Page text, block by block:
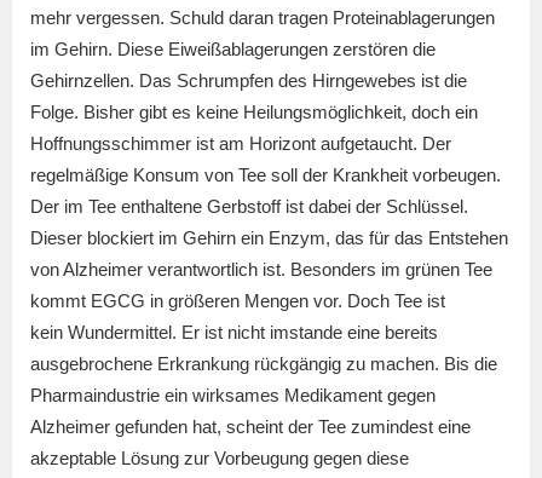
mehr vergessen. Schuld daran tragen Proteinablagerungen
im Gehirn. Diese Eiweißablagerungen zerstören die
Gehirnzellen. Das Schrumpfen des Hirngewebes ist die
Folge. Bisher gibt es keine Heilungsmöglichkeit, doch ein
Hoffnungsschimmer ist am Horizont aufgetaucht. Der
regelmäßige Konsum von Tee soll der Krankheit vorbeugen.
Der im Tee enthaltene Gerbstoff ist dabei der Schlüssel.
Dieser blockiert im Gehirn ein Enzym, das für das Entstehen
von Alzheimer verantwortlich ist. Besonders im grünen Tee
kommt EGCG in größeren Mengen vor. Doch Tee ist
kein Wundermittel. Er ist nicht imstande eine bereits
ausgebrochene Erkrankung rückgängig zu machen. Bis die
Pharmaindustrie ein wirksames Medikament gegen
Alzheimer gefunden hat, scheint der Tee zumindest eine
akzeptable Lösung zur Vorbeugung gegen diese